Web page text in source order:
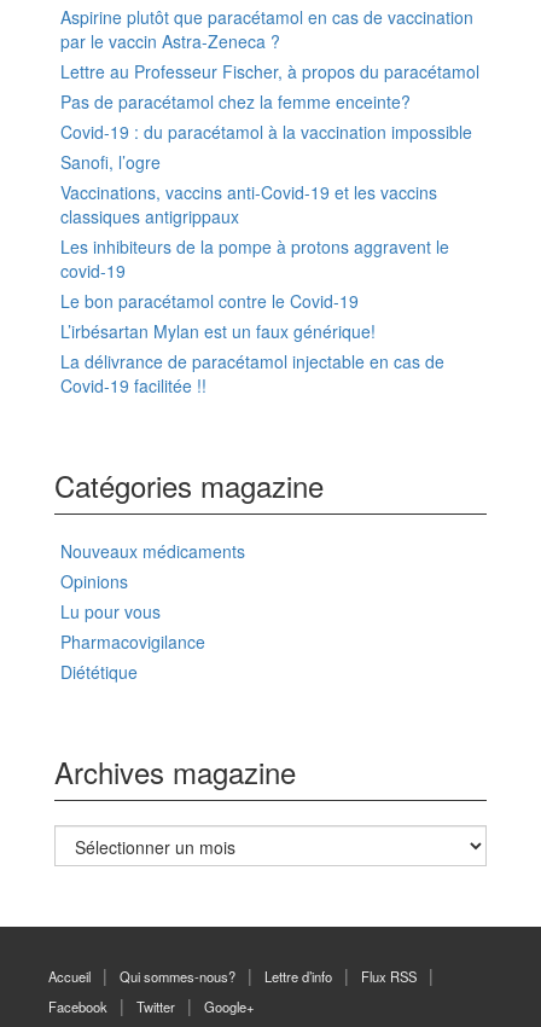
Aspirine plutôt que paracétamol en cas de vaccination
par le vaccin Astra-Zeneca ?
Lettre au Professeur Fischer, à propos du paracétamol
Pas de paracétamol chez la femme enceinte?
Covid-19 : du paracétamol à la vaccination impossible
Sanofi, l’ogre
Vaccinations, vaccins anti-Covid-19 et les vaccins
classiques antigrippaux
Les inhibiteurs de la pompe à protons aggravent le
covid-19
Le bon paracétamol contre le Covid-19
L’irbésartan Mylan est un faux générique!
La délivrance de paracétamol injectable en cas de
Covid-19 facilitée !!
Catégories magazine
Nouveaux médicaments
Opinions
Lu pour vous
Pharmacovigilance
Diététique
Archives magazine
Archives
magazine
Accueil Qui sommes-nous? Lettre d’info
Flux RSS
Facebook
Twitter Google+